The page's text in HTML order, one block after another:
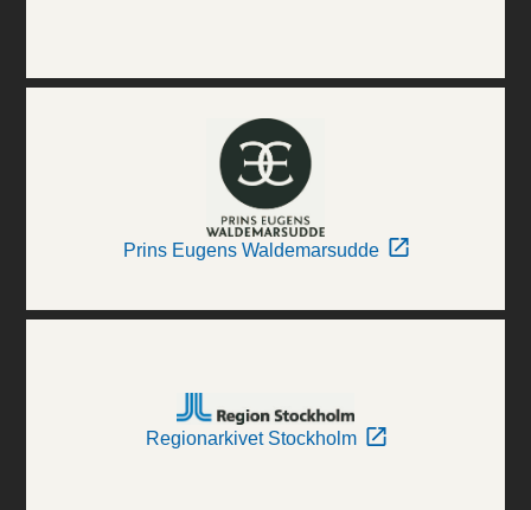
Prins Eugens Waldemarsudde
Regionarkivet Stockholm